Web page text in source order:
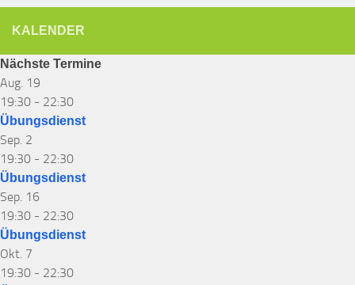
KALENDER
Nächste Termine
Aug. 19
19:30 - 22:30
Übungsdienst
Sep. 2
19:30 - 22:30
Übungsdienst
Sep. 16
19:30 - 22:30
Übungsdienst
Okt. 7
19:30 - 22:30